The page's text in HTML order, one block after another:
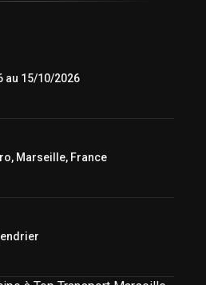
au 15/10/2026
Marseille, France